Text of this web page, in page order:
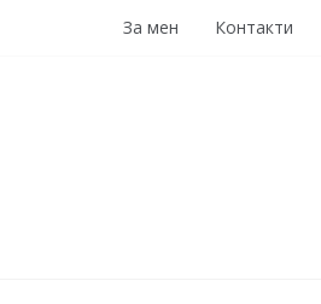
За мен Контакти